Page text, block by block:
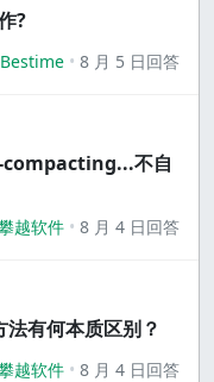
?
Bestime 8 月 5 日回答
不自
越软件 8 月 4 日回答
有何本质区别？
越软件 8 月 4 日回答